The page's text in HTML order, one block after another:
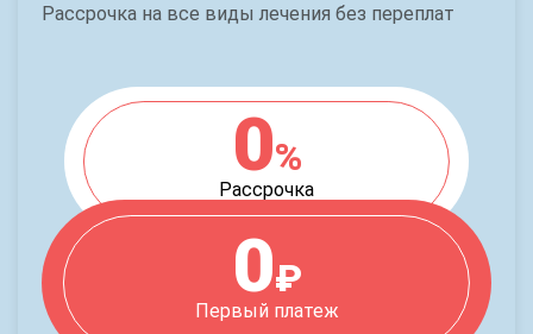
Рассрочка на все виды лечения без переплат
0%
Рассрочка
0₽
Первый платеж